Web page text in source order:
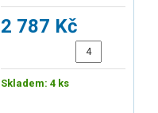
2 787 Kč
Skladem: 4 ks